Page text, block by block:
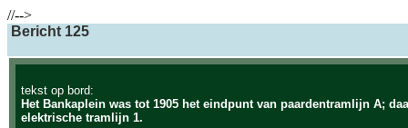
//-->
Bericht 125
tekst op bord:
Het Bankaplein was tot 1905 het eindpunt van paardentramlijn A;
elektrische tramlijn 1.